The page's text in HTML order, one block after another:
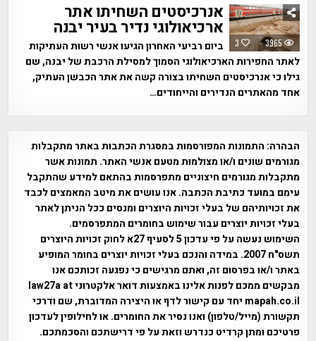
3 3965
אנרכיסטים השחיתו אתר
ארכיאולוגי נדיר בעיר יבנה
ביום רביעי האחרון הגיעו אנשי רשות העתיקות
לאתר החפירות הארכיאולוגי הסמוך למסילת הרכבת של יבנה, שם
גילו כי אנרכיסטים השחיתו בצורה קשה את אתר הכבשן העתיק,
אחד מהאתרים הנדירים והייחודים…
הבהרה: התמונות המפורסמות במסגרת הכתבות באתר מתקבלות
מגורמים שונים ו/או מצולמות מטעם אנשי האתר. תמונות אשר
מתקבלות מגורמים חיצוניים מתפרסמות בהתאם למידע שהתקבל
עימם במועד כתיבת הכתבה. אנו עושים את מיטב המאמצים לכבד
את זכויותיהם של בעלי זכויות היוצרים ומנסים ככל הניתן לאתר
בעלי זכויות יוצרים עבור שימוש בחומרים המתפרסמים.
השימוש נעשה על פי עדכון 5 לסעיף 27א לחוק זכויות היוצרים
תשס"ח 2007. במידה והנכם בעלי זכויות יוצרים בחומר המופיע
באתר ו/או בפרסום זה, ואתם מרגישים כי נפגעה זכותכם אנו
מבקשים ממכם לפנות אלינו באמצעות דואר אלקטרוני law27a at
mapah.co.il יחד עם קישור לדף או היצירה המדוברת, שם ודרכי
תקשורת (מייל/טלפון) ואנו נסיר את החומרים. או לחילופין לעדכון
פרטיכם ומתן קרדיט כנדרש וזאת על פי דרישתכם והסכמתכם.